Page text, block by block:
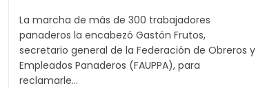
La marcha de más de 300 trabajadores
panaderos la encabezó Gastón Frutos,
secretario general de la Federación de Obreros y
Empleados Panaderos (FAUPPA), para
reclamarle...